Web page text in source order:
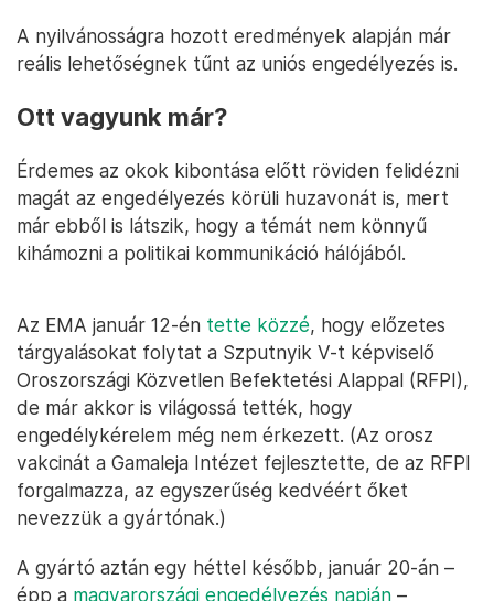
A nyilvánosságra hozott eredmények alapján már
reális lehetőségnek tűnt az uniós engedélyezés is.
Ott vagyunk már?
Érdemes az okok kibontása előtt röviden felidézni
magát az engedélyezés körüli huzavonát is, mert
már ebből is látszik, hogy a témát nem könnyű
kihámozni a politikai kommunikáció hálójából.
Az EMA január 12-én tette közzé, hogy előzetes
tárgyalásokat folytat a Szputnyik V-t képviselő
Oroszországi Közvetlen Befektetési Alappal (RFPI),
de már akkor is világossá tették, hogy
engedélykérelem még nem érkezett. (Az orosz
vakcinát a Gamaleja Intézet fejlesztette, de az RFPI
forgalmazza, az egyszerűség kedvéért őket
nevezzük a gyártónak.)
A gyártó aztán egy héttel később, január 20-án –
épp a magyarországi engedélyezés napján –